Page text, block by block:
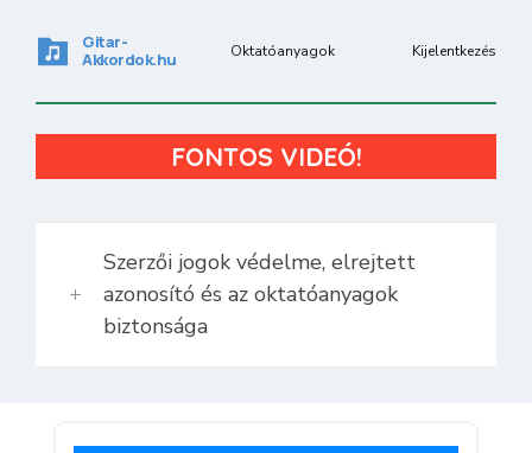
Gitar-
Akkordok.hu
Oktatóanyagok Kijelentkezés
FONTOS VIDEÓ!
Szerzői jogok védelme, elrejtett
azonosító és az oktatóanyagok
biztonsága